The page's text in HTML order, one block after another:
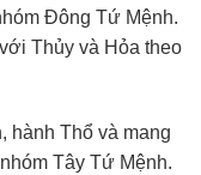
Đông Tứ Mệnh.
Thủy và Hỏa theo
hành Thổ và mang
Tây Tứ Mệnh.